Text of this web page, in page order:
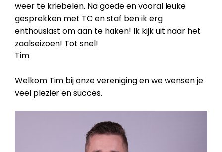
weer te kriebelen. Na goede en vooral leuke
gesprekken met TC en staf ben ik erg
enthousiast om aan te haken! Ik kijk uit naar het
zaalseizoen! Tot snel!
Tim
Welkom Tim bij onze vereniging en we wensen je
veel plezier en succes.